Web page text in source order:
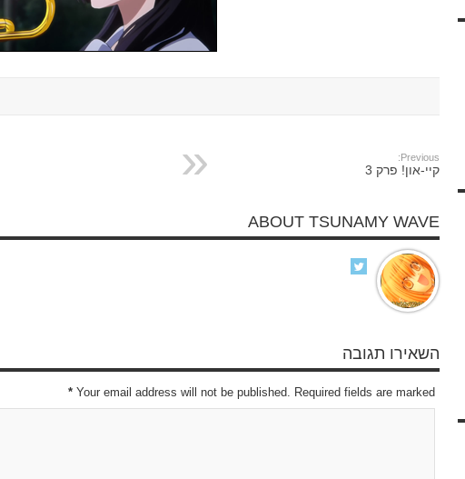
Previous:
קיי-און! פרק 3
ABOUT TSUNAMY WAVE
השאירו תגובה
Your email address will not be published. Required fields are marked
*